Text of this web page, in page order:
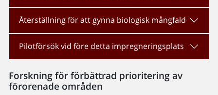
Återställning för att gynna biologisk mångfald
Pilotförsök vid före detta impregneringsplats
Forskning för förbättrad prioritering av
förorenade områden